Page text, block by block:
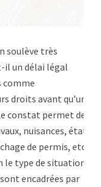
soulève très
il un délai légal
comme
droits avant qu’une
constat permet de
nuisances, état
de permis, etc.
le type de situation
encadrées par